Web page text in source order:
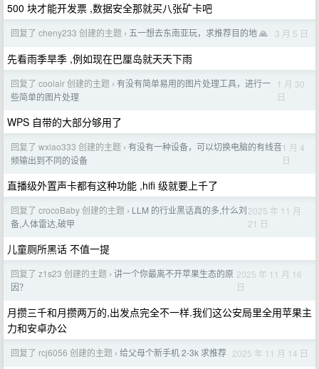
500 块才能开发票 ,数据安全那就买八张矿卡吧
回复了 cheny233 创建的主题 › 五一想去东南亚玩，求推荐目的地 🙏 3 月 5 日
先看雨季旱季 ,例如现在巴厘岛就天天下雨
回复了 coolair 创建的主题 › 有没有简单易用的图片处理工具，进行一
些简单的图片处理
1 月 30
日
WPS 自带的大部分够用了
回复了 wxiao333 创建的主题 › 有没有一种设备，可以切换电脑的有线音
频输出到不同的设备
1 月 4
日
直播级外置声卡都有这种功能 ,hifi 级就要上千了
回复了 crocoBaby 创建的主题 › LLM 的行业黑话真的多,什么刘
备,人体雷达,破甲
2025 年 11 月
21 日
儿童厕所黑话 不值一提
回复了 z1s23 创建的主题 › 讲一个你最离不开苹果生态的原
因？
2025 年 11 月 16
日
月攒三千和月攒两万的,出发点完全不一样.我们这公安局里全用苹果主
力和安卓办公
回复了 rcj6056 创建的主题 › 给父母个新手机 2-3k 求推荐 2025 年 11 月 14 日